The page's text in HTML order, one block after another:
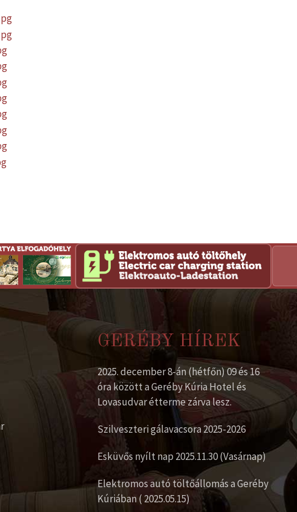
GERÉBY HÍREK
2025. december 8-án (hétfőn) 09 és 16
óra között a Geréby Kúria Hotel és
Lovasudvar étterme zárva lesz.
Szilveszteri gálavacsora 2025-2026
Esküvős nyílt nap 2025.11.30 (Vasárnap)
Elektromos autó töltőállomás a Geréby
Kúriában ( 2025.05.15)